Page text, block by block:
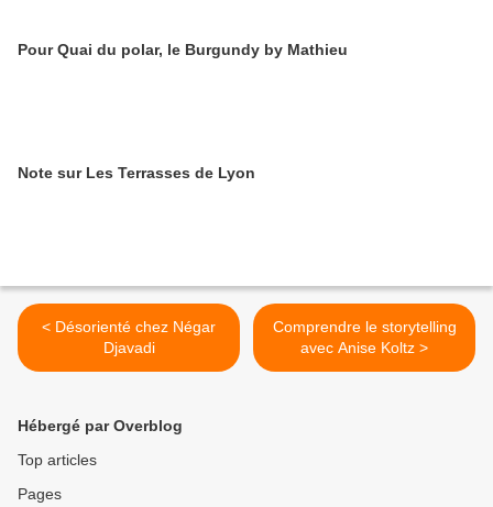
Pour Quai du polar, le Burgundy by Mathieu
Note sur Les Terrasses de Lyon
< Désorienté chez Négar
Djavadi
Comprendre le storytelling
avec Anise Koltz >
Hébergé par Overblog
Top articles
Pages